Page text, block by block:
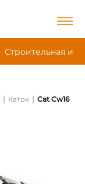
Строительная и
| Каток | Cat Cw16